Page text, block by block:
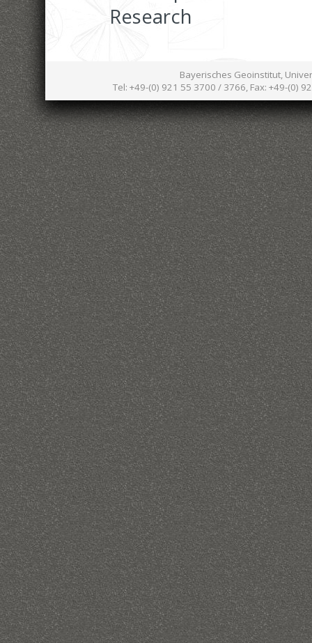
Research
Bayerisches Geoinstitut,
Tel: +49-(0) 921 55 3700 / 3766, Fax: +49-(0)